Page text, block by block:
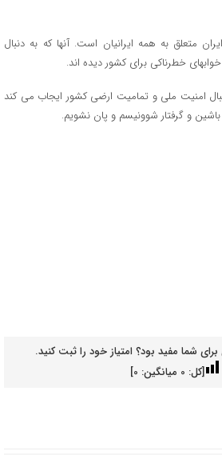
متعلق به همه ایرانیان است. آنها که به دنبال
خطرناکی برای کشور دیده اند.
امنیت ملی و تمامیت ارضی کشور ایجاب می کند
و گرفتار شوونیسم و پان نشویم.
شما مفید بود؟ امتیاز خود را ثبت کنید.
[کل: 0میانگین: 0
]